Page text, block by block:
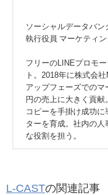
ソーシャルデータバン
執行役員 マーケティ
フリーのLINEプロモ
ト。2018年に株式会
アップフェーズでの
円の売上に大きく貢
コピーを手掛け成功
ターを育成。社内の
な役割を担う。
L-CASTの関連記事